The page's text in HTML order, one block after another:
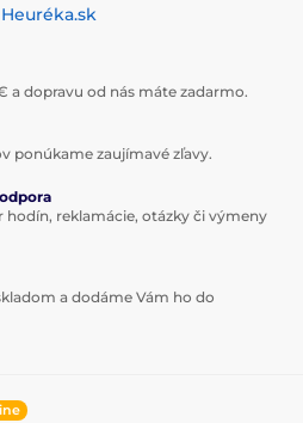
a dopravu od nás máte zadarmo.
ponúkame zaujímavé zľavy.
hodín, reklamácie, otázky či výmeny
a dodáme Vám ho do